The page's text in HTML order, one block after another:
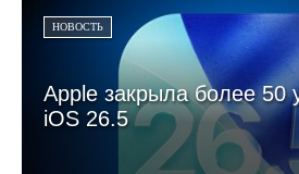
НОВОСТЬ
Apple закрыла более 50
iOS 26.5